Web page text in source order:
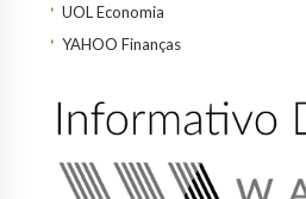
UOL Economia
YAHOO Finanças